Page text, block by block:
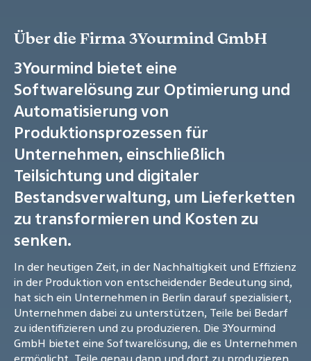
Über die Firma 3Yourmind GmbH
3Yourmind bietet eine
Softwarelösung zur Optimierung und
Automatisierung von
Produktionsprozessen für
Unternehmen, einschließlich
Teilsichtung und digitaler
Bestandsverwaltung, um Lieferketten
zu transformieren und Kosten zu
senken.
In der heutigen Zeit, in der Nachhaltigkeit und Effizienz
in der Produktion von entscheidender Bedeutung sind,
hat sich ein Unternehmen in Berlin darauf spezialisiert,
Unternehmen dabei zu unterstützen, Teile bei Bedarf
zu identifizieren und zu produzieren. Die 3Yourmind
GmbH bietet eine Softwarelösung, die es Unternehmen